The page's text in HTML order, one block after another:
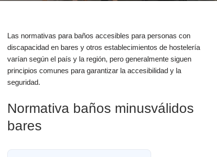
Las normativas para baños accesibles para personas con
discapacidad en bares y otros establecimientos de hostelería
varían según el país y la región, pero generalmente siguen
principios comunes para garantizar la accesibilidad y la
seguridad.
Normativa baños minusválidos
bares